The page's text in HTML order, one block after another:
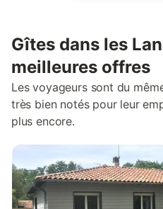
Gîtes dans les
meilleures offres
Les voyageurs sont du
très bien notés pour leur
plus encore.